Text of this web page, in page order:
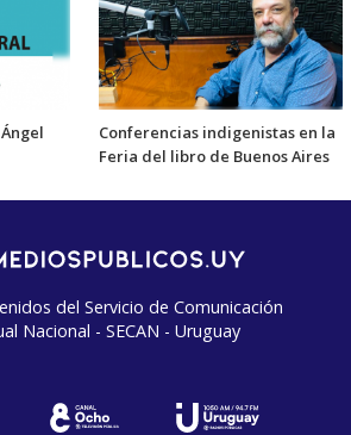
Conferencias indigenistas en la
Feria del libro de Buenos Aires
del Servicio de Comunicación
Nacional - SECAN - Uruguay